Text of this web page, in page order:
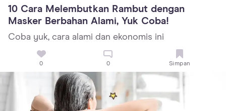
10 Cara Melembutkan Rambut dengan
Masker Berbahan Alami, Yuk Coba!
Coba yuk, cara alami dan ekonomis ini
0 0 Simpan